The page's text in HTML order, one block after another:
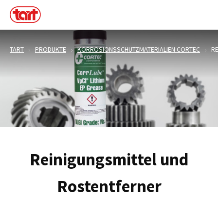
TART PRODUKTE KORROSIONSSCHUTZMATERIALIEN CORTEC
Reinigungsmittel und
Rostentferner